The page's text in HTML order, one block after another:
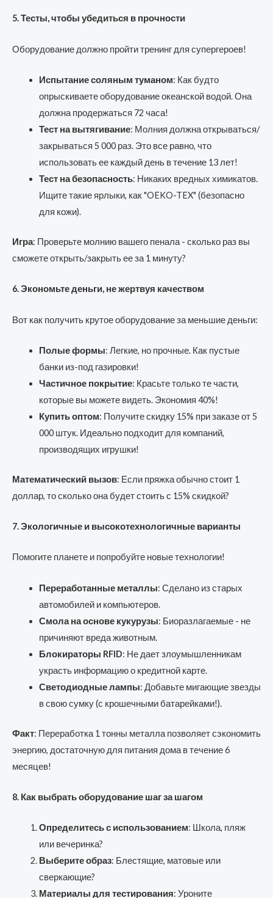
5. Тесты, чтобы убедиться в прочности
Оборудование должно пройти тренинг для супергероев!
Испытание соляным туманом: Как будто
опрыскиваете оборудование океанской водой. Она
должна продержаться 72 часа!
Тест на вытягивание: Молния должна открываться/
закрываться 5 000 раз. Это все равно, что
использовать ее каждый день в течение 13 лет!
Тест на безопасность: Никаких вредных химикатов.
Ищите такие ярлыки, как "OEKO-TEX" (безопасно
для кожи).
Игра: Проверьте молнию вашего пенала - сколько раз вы
сможете открыть/закрыть ее за 1 минуту?
6. Экономьте деньги, не жертвуя качеством
Вот как получить крутое оборудование за меньшие деньги:
Полые формы: Легкие, но прочные. Как пустые
банки из-под газировки!
Частичное покрытие: Красьте только те части,
которые вы можете видеть. Экономия 40%!
Купить оптом: Получите скидку 15% при заказе от 5
000 штук. Идеально подходит для компаний,
производящих игрушки!
Математический вызов: Если пряжка обычно стоит 1
доллар, то сколько она будет стоить с 15% скидкой?
7. Экологичные и высокотехнологичные варианты
Помогите планете и попробуйте новые технологии!
Переработанные металлы: Сделано из старых
автомобилей и компьютеров.
Смола на основе кукурузы: Биоразлагаемые - не
причиняют вреда животным.
Блокираторы RFID: Не дает злоумышленникам
украсть информацию о кредитной карте.
Светодиодные лампы: Добавьте мигающие звезды
в свою сумку (с крошечными батарейками!).
Факт: Переработка 1 тонны металла позволяет сэкономить
энергию, достаточную для питания дома в течение 6
месяцев!
8. Как выбрать оборудование шаг за шагом
Определитесь с использованием: Школа, пляж
или вечеринка?
Выберите образ: Блестящие, матовые или
сверкающие?
Материалы для тестирования: Уроните